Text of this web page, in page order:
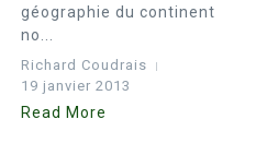
géographie du continent
no...
Richard Coudrais
19 janvier 2013
Read More